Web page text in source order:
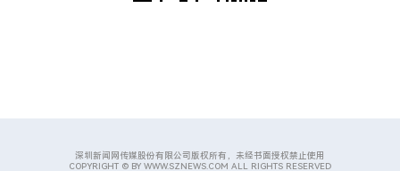
深圳新闻网传媒股份有限公司版权所有，未经书面授权禁止使用
COPYRIGHT © BY WWW.SZNEWS.COM ALL RIGHTS RESERVED